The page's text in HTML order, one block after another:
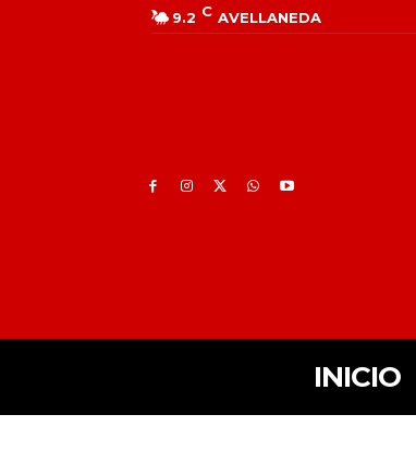
9.2 C AVELLANEDA
INICIO